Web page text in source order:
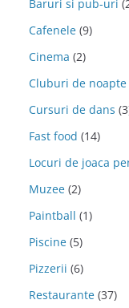
Baruri si pub-uri
Cafenele (9)
Cinema (2)
Cluburi de noapte
Cursuri de dans
Fast food (14)
Locuri de joaca
Muzee (2)
Paintball (1)
Piscine (5)
Pizzerii (6)
Restaurante (37)